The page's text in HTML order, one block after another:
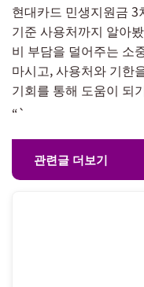
현대카드 민생지원금
기준 사용처까지 알아
비 부담을 덜어주는 소
마시고, 사용처와 기한
기회를 통해 도움이 되
“`
관련글 더보기